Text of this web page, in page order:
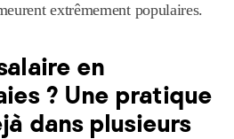
extrêmement populaires.
en
? Une pratique
dans plusieurs